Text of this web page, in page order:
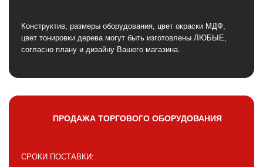
Конструктив, размеры оборудования, цвет окраски МДФ,
цвет тонировки дерева могут быть изготовлены ЛЮБЫЕ,
согласно плану и дизайну Вашего магазина.
ПРОДАЖА ТОРГОВОГО ОБОРУДОВАНИЯ
СРОКИ ПОСТАВКИ: